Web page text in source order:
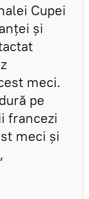
Cupei
şi
meci.
pe
francezi
meci și